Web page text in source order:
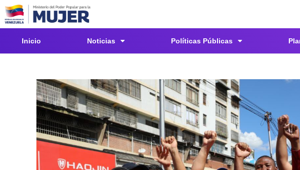
Inicio Noticias Políticas Públicas